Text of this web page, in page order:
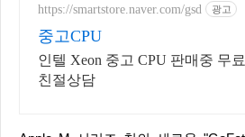
https://smartstore.naver.com/gsd 광고
중고CPU
인텔 Xeon 중고 CPU 판매중 무료
친절상담